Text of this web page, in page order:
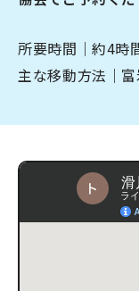
サイトマップ
所要時間｜約4時
主な移動方法｜